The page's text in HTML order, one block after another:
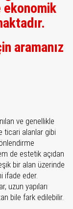
aramanız
ve genellikle
ticari alanlar gibi
de estetik açıdan
bir alan üzerinde
ifade eder.
uzun yapıları
bile fark edilebilir.